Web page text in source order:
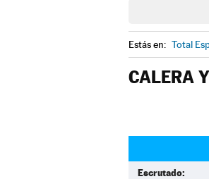
Estás en: Total
CALERA
Escrutado: